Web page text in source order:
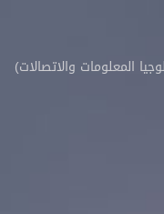
المعلومات والاتصالات)